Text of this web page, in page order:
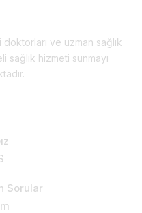
doktorları ve uzman sağlık
sağlık hizmeti sunmayı
Sorular